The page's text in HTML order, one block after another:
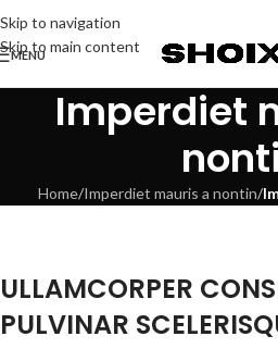
Skip to navigation
Skip to main content
MENU
Imperdiet
Home/Imperdiet mauris a nontin/
ULLAMCORPER
PULVINAR